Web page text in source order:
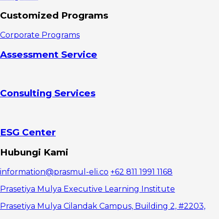
Mendorong
dialog dua
perusahaan
forum
bersama-
Customized Programs
Corporate Programs
Assessment Service
Consulting Services
ESG Center
Hubungi Kami
information@prasmul-eli.co +62 811 1991 1168
Prasetiya Mulya Executive Learning Institute
Prasetiya Mulya Cilandak Campus, Building 2, #2203,